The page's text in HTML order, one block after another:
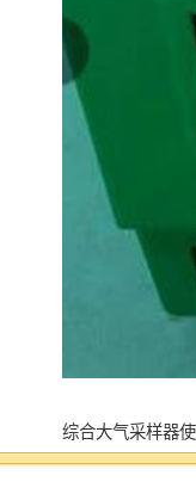
综合大气采样器
采样器进气口处